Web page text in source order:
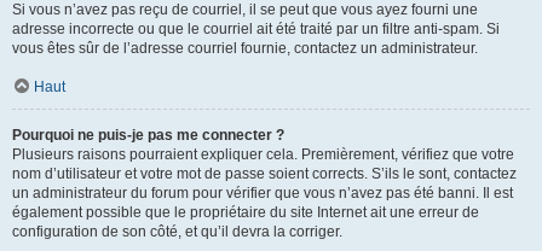
Si vous n’avez pas reçu de courriel, il se peut que vous ayez fourni une
adresse incorrecte ou que le courriel ait été traité par un filtre anti-spam. Si
vous êtes sûr de l’adresse courriel fournie, contactez un administrateur.
Haut
Pourquoi ne puis-je pas me connecter ?
Plusieurs raisons pourraient expliquer cela. Premièrement, vérifiez que votre
nom d’utilisateur et votre mot de passe soient corrects. S’ils le sont, contactez
un administrateur du forum pour vérifier que vous n’avez pas été banni. Il est
également possible que le propriétaire du site Internet ait une erreur de
configuration de son côté, et qu’il devra la corriger.